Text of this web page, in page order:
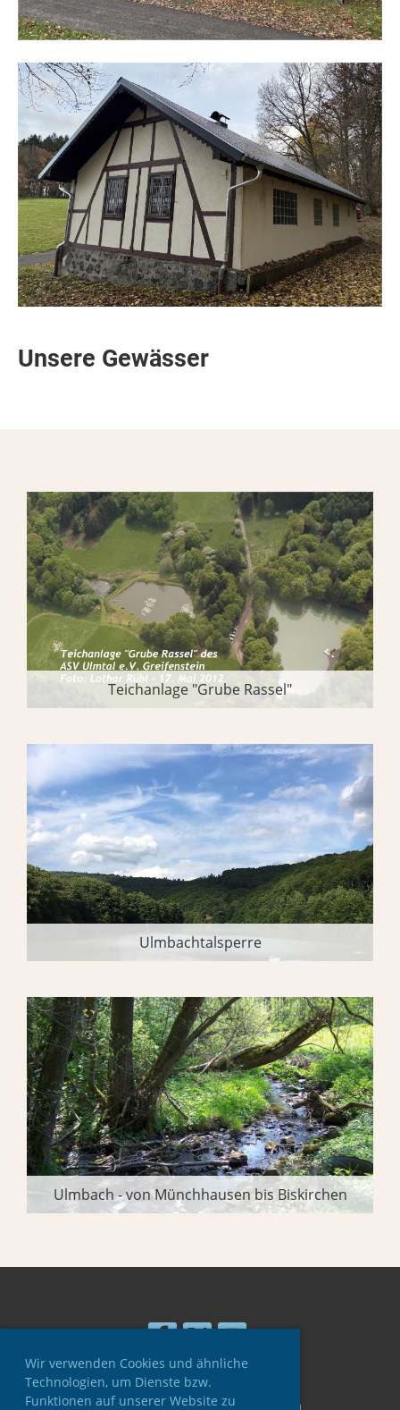
Wir verwenden Cookies und ähnliche
Technologien, um Dienste bzw.
Funktionen auf unserer Website zu
Unsere Gewässer
Teichanlage "Grube Rassel"
Ulmbachtalsperre
Ulmbach - von Münchhausen bis Biskirchen
© ASV Ulmtal e.V. Greifenstein